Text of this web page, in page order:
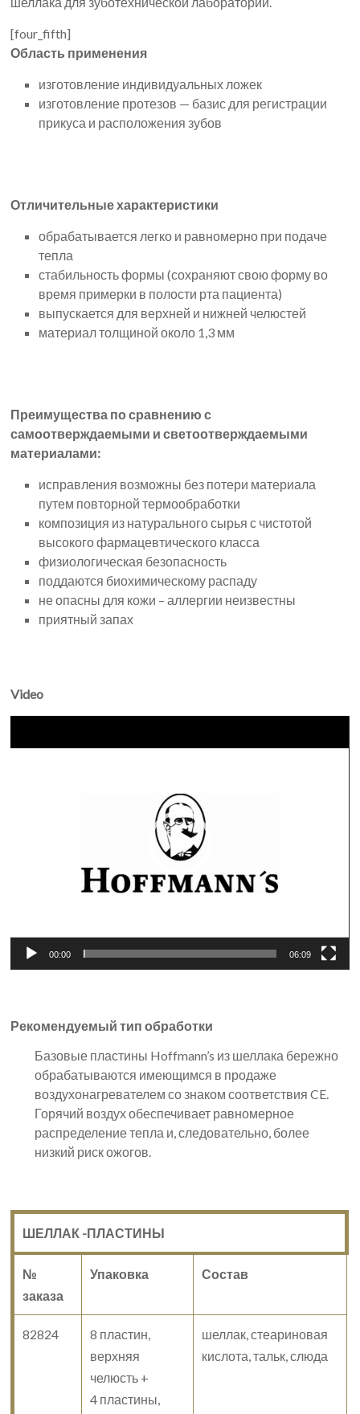
[four_fifth]
Область применения
изготовление индивидуальных ложек
изготовление протезов — базис для регистрации
прикуса и расположения зубов
Отличительные характеристики
обрабатывается легко и равномерно при подаче
тепла
стабильность формы (сохраняют свою форму во
время примерки в полости рта пациента)
выпускается для верхней и нижней челюстей
материал толщиной около 1,3 мм
Преимущества по сравнению с
самоотверждаемыми и светоотверждаемыми
материалами:
исправления возможны без потери материала
путем повторной термообработки
композиция из натурального сырья с чистотой
высокого фармацевтического класса
физиологическая безопасность
поддаются биохимическому распаду
не опасны для кожи – аллергии неизвестны
приятный запах
Video
00:00 06:09
Рекомендуемый тип обработки
Базовые пластины Hoffmann’s из шеллака бережно
обрабатываются имеющимся в продаже
воздухонагревателем со знаком соответствия CE.
Горячий воздух обеспечивает равномерное
распределение тепла и, следовательно, более
низкий риск ожогов.
ШЕЛЛАК -ПЛАСТИНЫ
№
заказа
Упаковка Состав
82824
8 пластин,
верхняя
челюсть +
4 пластины,
шеллак, стеариновая
кислота, тальк, слюда